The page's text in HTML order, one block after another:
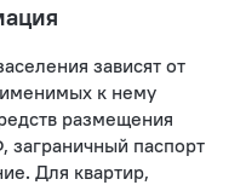
к нему
размещения
заграничный паспорт
Для квартир,